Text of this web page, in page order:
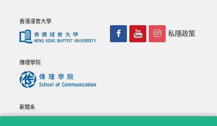
香港浸會大學
傳理學院
新聞系
私隱政策